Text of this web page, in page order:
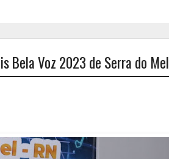
Bela Voz 2023 de Serra do Mel